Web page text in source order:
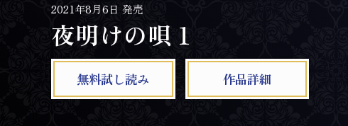
2021年8月6日 発売
夜明けの唄 1
無料試し読み 作品詳細